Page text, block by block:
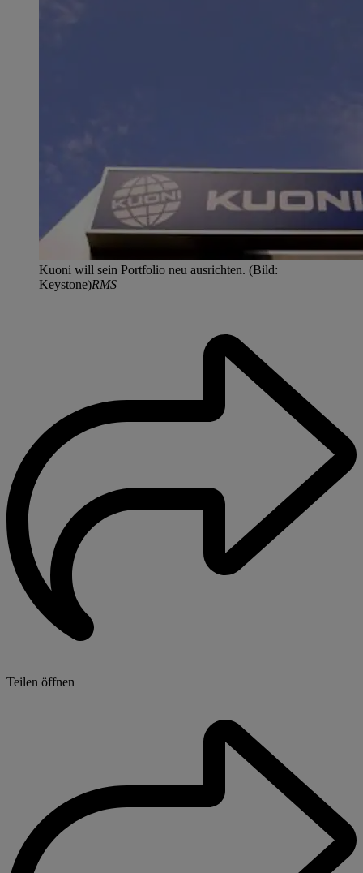
Kuoni will sein Portfolio neu ausrichten. (Bild:
Keystone)RMS
Teilen öffnen